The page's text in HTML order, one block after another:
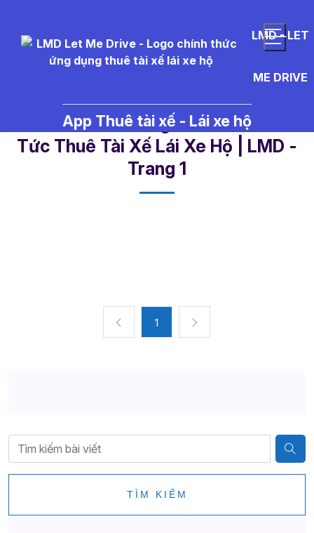
LMD - LET
ME DRIVE
App Thuê tài xế - Lái xe hộ
tai%20xe%20long%20thanh - Tin
Tức Thuê Tài Xế Lái Xe Hộ | LMD -
Trang 1​
1
TÌM KIẾM